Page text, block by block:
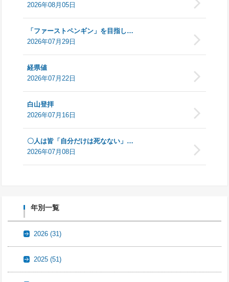
2026年08月05日
「ファーストペンギン」を目指し…
2026年07月29日
経県値
2026年07月22日
白山登拝
2026年07月16日
〇人は皆「自分だけは死なない」…
2026年07月08日
年別一覧
2026(31)
2025(51)